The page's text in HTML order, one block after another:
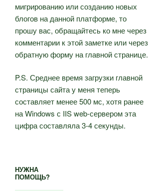
мигрированию или созданию новых
блогов на данной платформе, то
прошу вас, обращайтесь ко мне через
комментарии к этой заметке или через
обратную форму на главной странице.
P.S. Среднее время загрузки главной
страницы сайта у меня теперь
составляет менее 500 мс, хотя ранее
на Windows с IIS web-сервером эта
цифра составляла 3-4 секунды.
НУЖНА
ПОМОЩЬ?